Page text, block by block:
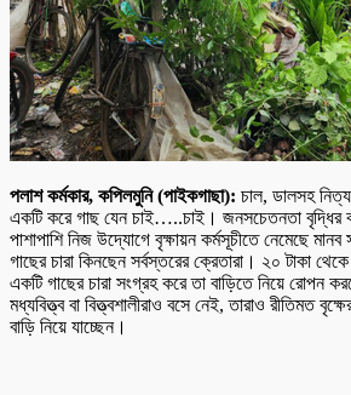
পলাশ কর্মকার, কপিলমুনি (পাইকগাছা): চাল, ডালসহ
একটি করে গাছ যেন চাই…..চাই। জনসচেতনতা বৃদ্ধির
পাশাপাশি নিজ উদ্যোগে বৃক্ষায়ন কর্মসূচীতে নেমেছে
গাছের চারা কিনছেন সর্বস্তরের ক্রেতারা। ২০ টাকা
একটি গাছের চারা সংগ্রহ করে তা বাড়িতে নিয়ে রোপন
মধ্যবিত্ত্ব বা বিত্ত্বশালীরাও বসে নেই, তারাও রীতিমত
বাড়ি নিয়ে যাচ্ছেন।